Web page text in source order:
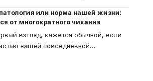
или норма нашей жизни:
от многократного чихания
взгляд, кажется обычной, если
нашей повседневной…